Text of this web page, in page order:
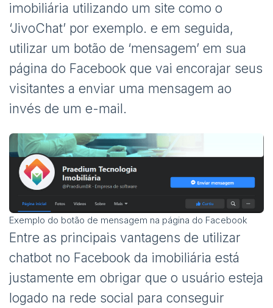
imobiliária utilizando um site como o
‘JivoChat’ por exemplo. e em seguida,
utilizar um botão de ‘mensagem’ em sua
página do Facebook que vai encorajar seus
visitantes a enviar uma mensagem ao
invés de um e-mail.
Exemplo do botão de mensagem na página do Facebook
Entre as principais vantagens de utilizar
chatbot no Facebook da imobiliária está
justamente em obrigar que o usuário esteja
logado na rede social para conseguir